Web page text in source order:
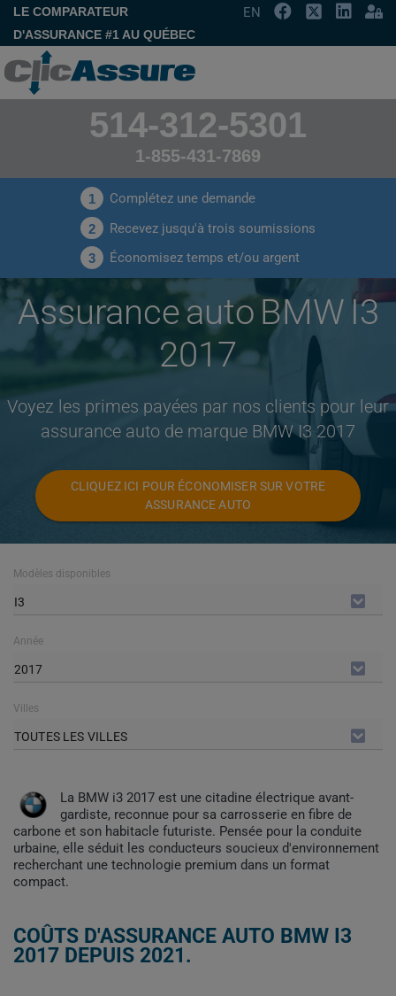
LE COMPARATEUR
D'ASSURANCE #1 AU QUÉBEC
EN
514-312-5301
1-855-431-7869
1 Complétez une demande
2 Recevez jusqu'à trois soumissions
3 Économisez temps et/ou argent
Assurance auto BMW I3
2017
Voyez les primes payées par nos clients pour leur
assurance auto de marque BMW I3 2017
CLIQUEZ ICI POUR ÉCONOMISER SUR VOTRE
ASSURANCE AUTO
Modèles disponibles
I3
Année
2017
Villes
TOUTES LES VILLES
La BMW i3 2017 est une citadine électrique avant-
gardiste, reconnue pour sa carrosserie en fibre de
carbone et son habitacle futuriste. Pensée pour la conduite
urbaine, elle séduit les conducteurs soucieux d'environnement
recherchant une technologie premium dans un format
compact.
COÛTS D'ASSURANCE AUTO BMW I3
2017 DEPUIS 2021.